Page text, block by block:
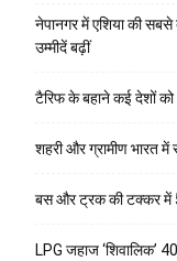
नेपानगर में एशिया की
उम्मीदें बढ़ीं
टैरिफ के बहाने कई देशों को
शहरी और ग्रामीण भारत
बस और ट्रक की टक्कर में 5
LPG जहाज ‘शिवालिक’